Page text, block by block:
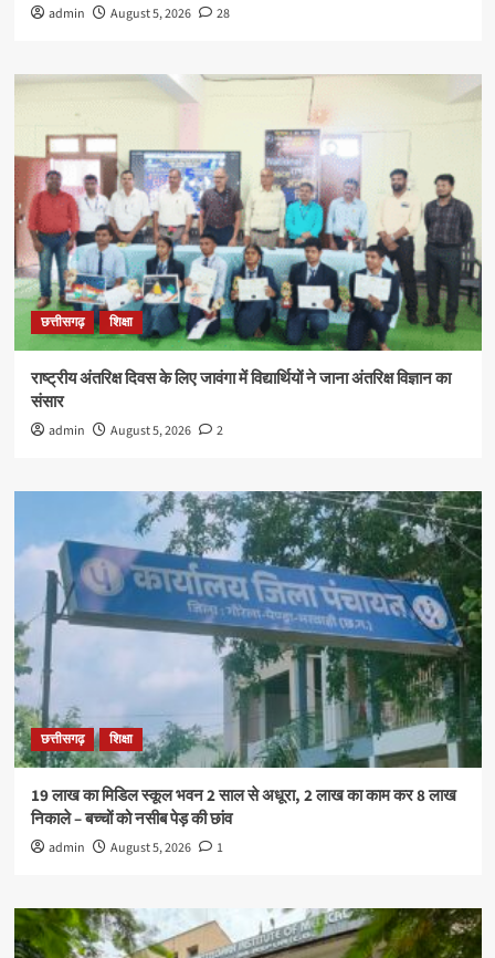
admin August 5, 2026 28
छत्तीसगढ़ शिक्षा
राष्ट्रीय अंतरिक्ष दिवस के लिए जावंगा में विद्यार्थियों ने जाना अंतरिक्ष विज्ञान का
संसार
admin August 5, 2026 2
छत्तीसगढ़ शिक्षा
19 लाख का मिडिल स्कूल भवन 2 साल से अधूरा, 2 लाख का काम कर 8 लाख
निकाले – बच्चों को नसीब पेड़ की छांव
admin August 5, 2026 1